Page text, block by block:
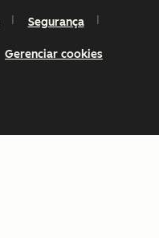
Segurança
Gerenciar cookies